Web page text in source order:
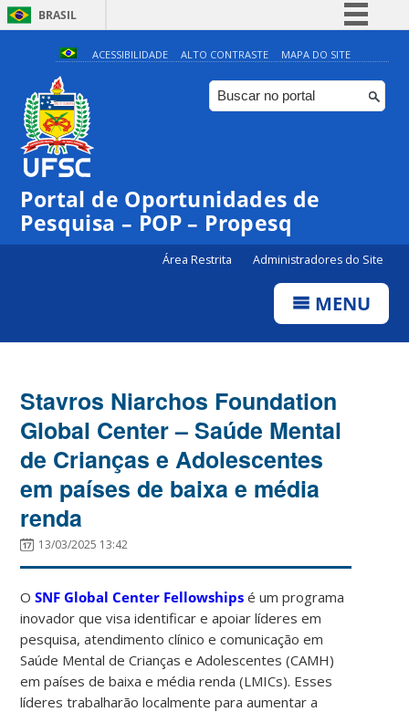
BRASIL
Simplifique!
Comunica BR
Participe
Canais
ACESSIBILIDADE ALTO CONTRASTE MAPA DO SITE
Portal de Oportunidades de
Pesquisa – POP – Propesq
Área Restrita Administradores do Site
MENU
Stavros Niarchos Foundation
Global Center – Saúde Mental
de Crianças e Adolescentes
em países de baixa e média
renda
13/03/2025 13:42
OSNF Global Center Fellowships é um programa
inovador que visa identificar e apoiar líderes em
pesquisa, atendimento clínico e comunicação em
Saúde Mental de Crianças e Adolescentes (CAMH)
em países de baixa e média renda (LMICs). Esses
líderes trabalharão localmente para aumentar a